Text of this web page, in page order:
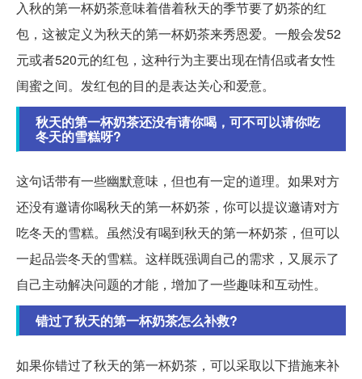
入秋的第一杯奶茶意味着借着秋天的季节要了奶茶的红
包，这被定义为秋天的第一杯奶茶来秀恩爱。一般会发52
元或者520元的红包，这种行为主要出现在情侣或者女性
闺蜜之间。发红包的目的是表达关心和爱意。
秋天的第一杯奶茶还没有请你喝，可不可以请你吃
冬天的雪糕呀?
这句话带有一些幽默意味，但也有一定的道理。如果对方
还没有邀请你喝秋天的第一杯奶茶，你可以提议邀请对方
吃冬天的雪糕。虽然没有喝到秋天的第一杯奶茶，但可以
一起品尝冬天的雪糕。这样既强调自己的需求，又展示了
自己主动解决问题的才能，增加了一些趣味和互动性。
错过了秋天的第一杯奶茶怎么补救?
如果你错过了秋天的第一杯奶茶，可以采取以下措施来补